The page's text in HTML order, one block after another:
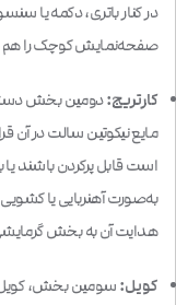
در کنار باتری، دکمه یا
صفحه‌نمایش کوچک را
کارتریج:دومین بخش
مایع نیکوتین سالت در آن
است قابل پرکردن باشند
به‌صورت آهنربایی یا
هدایت آن به بخش
کویل:سومین بخش،